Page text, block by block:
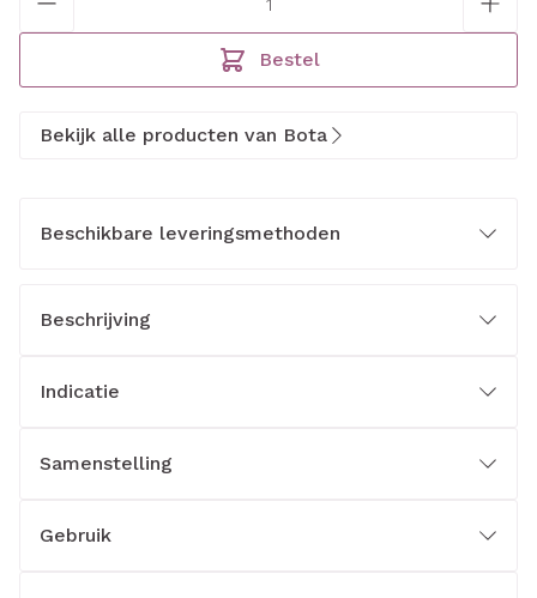
Bestel
Bekijk alle producten van Bota
Beschikbare leveringsmethoden
Beschrijving
Indicatie
Samenstelling
Gebruik